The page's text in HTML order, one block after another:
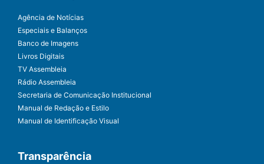
Agência de Notícias
Especiais e Balanços
Banco de Imagens
Livros Digitais
TV Assembleia
Rádio Assembleia
Secretaria de Comunicação Institucional
Manual de Redação e Estilo
Manual de Identificação Visual
Transparência